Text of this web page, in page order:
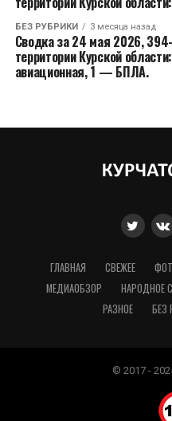
БЕЗ РУБРИКИ 3 месяца назад
Сводка за 24 мая 2026,
территории Курской
авиационная, 1 — БПЛА.
ГЛАВНАЯ СВЕЖЕЕ
МЕДИАОБЗОР
НАРОДНОЕ
РАЗНОЕ
БЕЗ
© 2017 -